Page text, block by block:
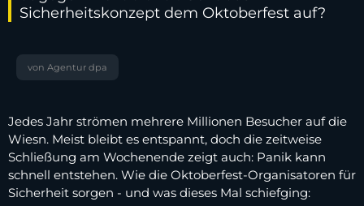
Sicherheitskonzept dem Oktoberfest auf?
von Agentur dpa
Jedes Jahr strömen mehrere Millionen Besucher auf die
Wiesn. Meist bleibt es entspannt, doch die zeitweise
Schließung am Wochenende zeigt auch: Panik kann
schnell entstehen. Wie die Oktoberfest-Organisatoren für
Sicherheit sorgen - und was dieses Mal schiefging: